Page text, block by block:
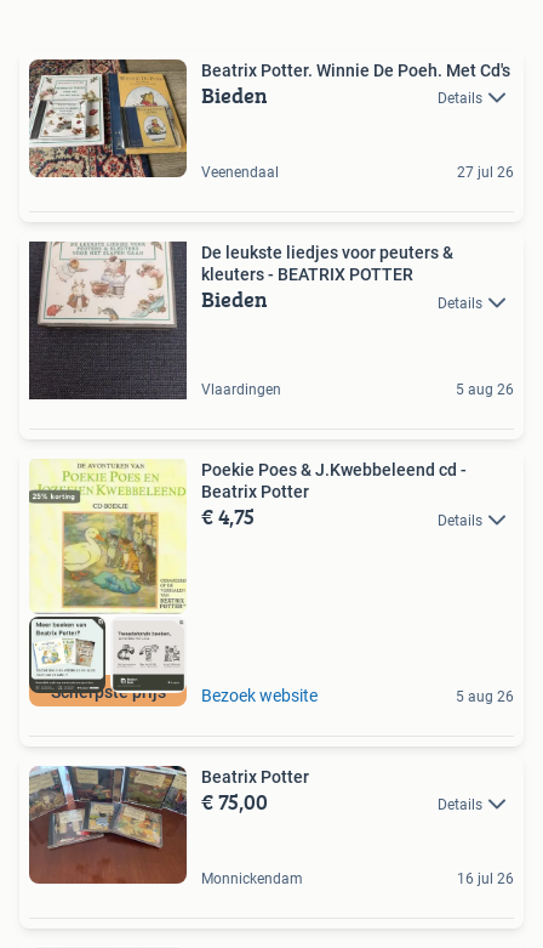
Beatrix Potter. Winnie De Poeh. Met Cd's
Bieden Details
Veenendaal 27 jul 26
De leukste liedjes voor peuters &
kleuters - BEATRIX POTTER
Bieden Details
Vlaardingen 5 aug 26
Scherpste prijs
Poekie Poes & J.Kwebbeleend cd -
Beatrix Potter
€ 4,75 Details
Bezoek website 5 aug 26
Beatrix Potter
€ 75,00 Details
Monnickendam 16 jul 26